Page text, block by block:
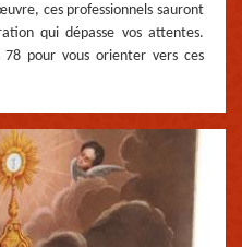
ces professionnels sauront
qui dépasse vos attentes.
78 pour vous orienter vers ces